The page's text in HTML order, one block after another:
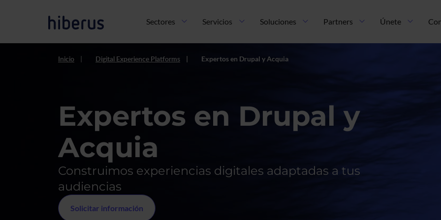
Sectores
Servicios Soluciones Partners Únete
Inicio Digital Experience Platforms Expertos en Drupal y Acquia
Expertos en Drupal y
Acquia
Construimos experiencias digitales adaptadas a tus
audiencias
Solicitar información